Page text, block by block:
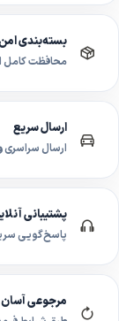
بسته‌بندی
محافظت کامل
ارسال سریع
ارسال
پشتیبانی
پاسخ‌گویی
مرجوعی آسان